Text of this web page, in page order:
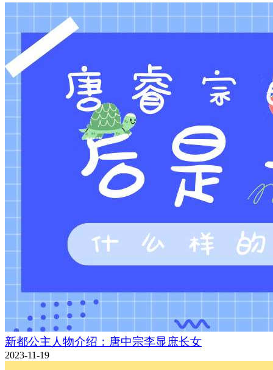
新都公主人物介绍：唐中宗李显庶长女
2023-11-19